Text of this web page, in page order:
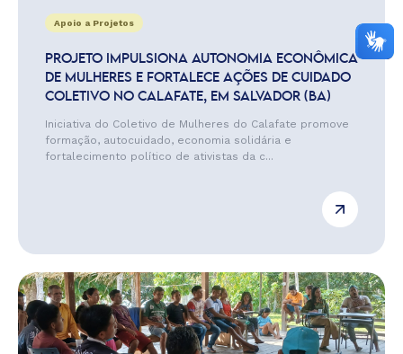
Apoio a Projetos
PROJETO IMPULSIONA AUTONOMIA ECONÔMICA
DE MULHERES E FORTALECE AÇÕES DE CUIDADO
COLETIVO NO CALAFATE, EM SALVADOR (BA)
Iniciativa do Coletivo de Mulheres do Calafate promove
formação, autocuidado, economia solidária e
fortalecimento político de ativistas da c...